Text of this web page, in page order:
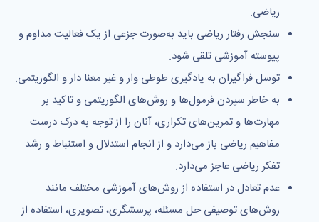
ریاضی.
سنجش رفتار ریاضی باید به‌صورت جزعی از یک فعالیت مداوم و
پیوسته آموزشی تلقی شود.
توسل فراگیران به یادگیری طوطی وار و غیر معنا دار و الگوریتمی.
به خاطر سپردن فرمول‌ها و روش‌های الگوریتمی و تاکید بر
مهارت‌ها و تمرین‌های تکراری، آنان را از توجه به درک درست
مفاهیم ریاضی باز می‌دارد و از انجام استدلال و استنباط و رشد
تفکر ریاضی عاجز می‌دارد.
عدم تعادل در استفاده از روش‌های آموزشی مختلف مانند
روش‌های توصیفی حل مسئله، پرسشگری، تصویری، استفاده از